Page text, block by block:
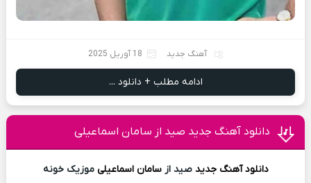
آهنگ جدید 18 آوریل 2025
ادامه مطلب + دانلود ...
دانلود آهنگ جدید صید از سامان اسماعیلی
دانلود آهنگ جدید صید ازسامان اسماعیلی موزیک خونه